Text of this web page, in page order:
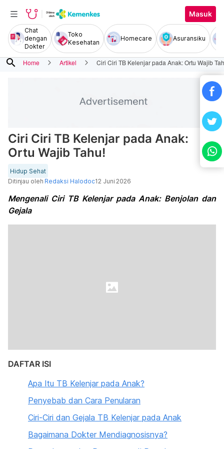
Masuk
Chat
dengan
Dokter
Toko
Kesehatan
Homecare Asuransiku
search Home Artikel Ciri Ciri TB Kelenjar pada Anak: Ortu Wajib
Ciri Ciri TB Kelenjar pada Anak:
Ortu Wajib Tahu!
Hidup Sehat
Ditinjau oleh Redaksi Halodoc12 Juni 2026
Mengenali Ciri TB Kelenjar pada Anak: Benjolan dan
Gejala
DAFTAR ISI
Apa Itu TB Kelenjar pada Anak?
Penyebab dan Cara Penularan
Ciri-Ciri dan Gejala TB Kelenjar pada Anak
Bagaimana Dokter Mendiagnosisnya?